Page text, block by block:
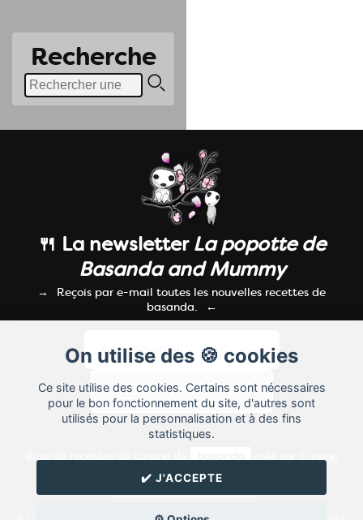
Recherche
On utilise des 🍪 cookies
Ce site utilise des cookies. Certains sont nécessaires
pour le bon fonctionnement du site, d'autres sont
utilisés pour la personnalisation et à des fins
statistiques.
✔️ J'ACCEPTE
🍴 La newsletterLa popotte de
Basanda and Mummy
Reçois par e-mail toutes les nouvelles recettes de
basanda.
✉️ Contacter basanda